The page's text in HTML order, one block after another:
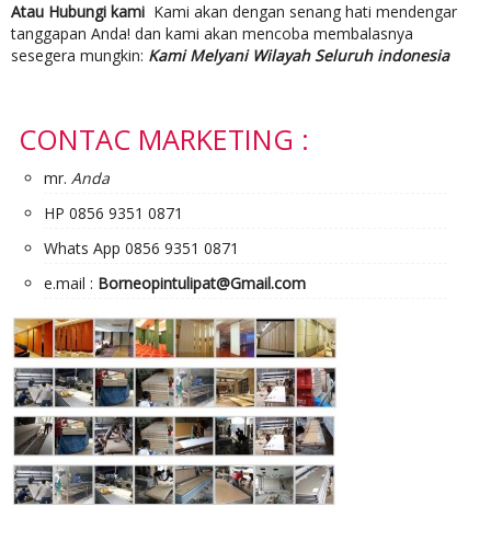
Atau Hubungi kami Kami akan dengan senang hati mendengar
tanggapan Anda! dan kami akan mencoba membalasnya
sesegera mungkin: Kami Melyani Wilayah Seluruh indonesia
CONTAC MARKETING :
mr. Anda
HP 0856 9351 0871
Whats App 0856 9351 0871
e.mail : Borneopintulipat@Gmail.com